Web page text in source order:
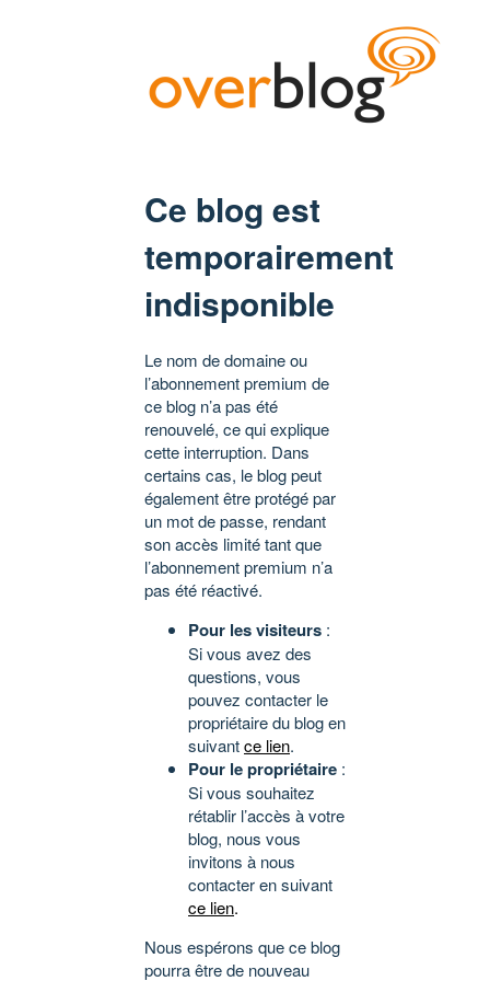
Ce blog est
temporairement
indisponible
Le nom de domaine ou
l’abonnement premium de
ce blog n’a pas été
renouvelé, ce qui explique
cette interruption. Dans
certains cas, le blog peut
également être protégé par
un mot de passe, rendant
son accès limité tant que
l’abonnement premium n’a
pas été réactivé.
Pour les visiteurs :
Si vous avez des
questions, vous
pouvez contacter le
propriétaire du blog en
suivantce lien.
Pour le propriétaire :
Si vous souhaitez
rétablir l’accès à votre
blog, nous vous
invitons à nous
contacter en suivant
ce lien.
Nous espérons que ce blog
pourra être de nouveau